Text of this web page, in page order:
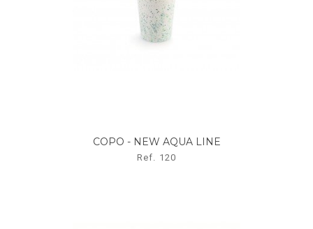
COPO - NEW AQUA LINE
Ref. 120